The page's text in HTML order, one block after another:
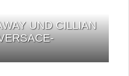
UND CILLIAN